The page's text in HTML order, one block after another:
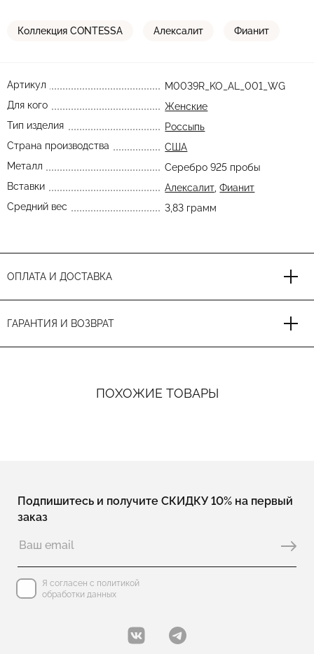
Коллекция CONTESSA Алексалит Фианит
Артикул
M0039R_KO_AL_001_WG
Для кого
Женские
Тип изделия
Россыпь
Страна производства
США
Металл
Серебро 925 пробы
Вставки
Алексалит ,Фианит
Средний вес
3,83 грамм
ОПЛАТА И ДОСТАВКА
ГАРАНТИЯ И ВОЗВРАТ
ПОХОЖИЕ ТОВАРЫ
Подпишитесь и получите СКИДКУ 10% на первый
заказ
Я согласен с политикой
обработки данных